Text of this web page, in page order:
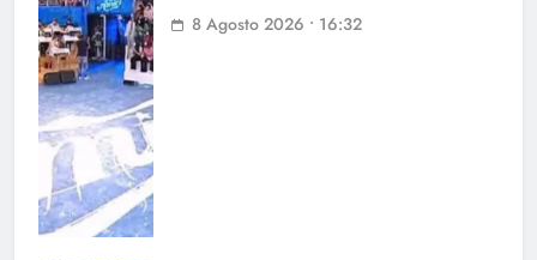
8 Agosto 2026 • 16:32